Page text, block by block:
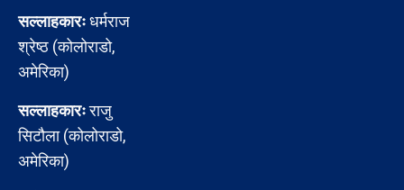
सल्लाहकारःधर्मराज
श्रेष्ठ (कोलोराडो,
अमेरिका)
सल्लाहकारःराजु
सिटौला (कोलोराडो,
अमेरिका)